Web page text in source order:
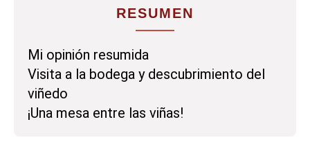
RESUMEN
Mi opinión resumida
Visita a la bodega y descubrimiento del
viñedo
¡Una mesa entre las viñas!